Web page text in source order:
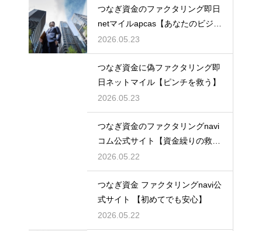
つなぎ資金のファクタリング即日
netマイルapcas【あなたのビジネ
スを守る】
2026.05.23
つなぎ資金に偽ファクタリング即
日ネットマイル【ピンチを救う】
2026.05.23
つなぎ資金のファクタリングnavi
コム公式サイト【資金繰りの救世
主】
2026.05.22
つなぎ資金 ファクタリングnavi公
式サイト 【初めてでも安心】
2026.05.22